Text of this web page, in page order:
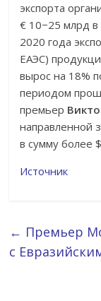
экспорта
€ 10−25 млрд в
2020 года
ЕАЭС)
вырос на 18%
периодом
премьер
направленной
в сумму более
Источник
← Премьер
с